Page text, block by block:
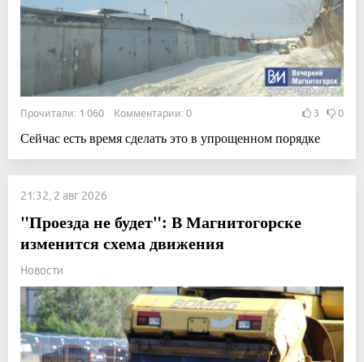
Прочитали: 1 060 Комментарии: 0 3 0
Сейчас есть время сделать это в упрощенном порядке
21:32, 2 авг 2026
"Проезда не будет": В Магнитогорске
изменится схема движения
Новости